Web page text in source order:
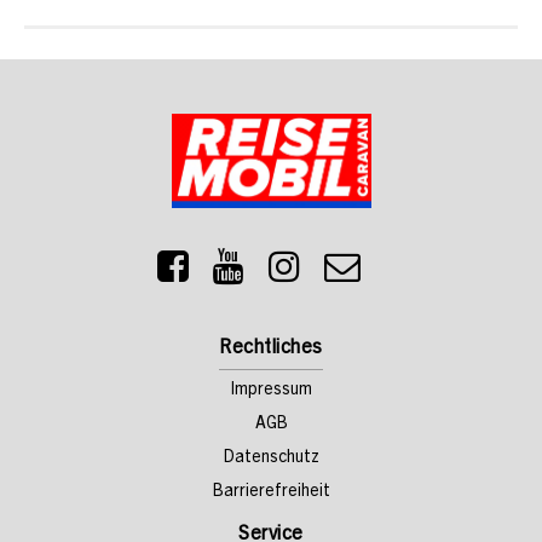
Rechtliches
Impressum
AGB
Datenschutz
Barrierefreiheit
Service